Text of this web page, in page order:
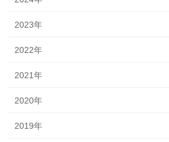
2023年
2022年
2021年
2020年
2019年